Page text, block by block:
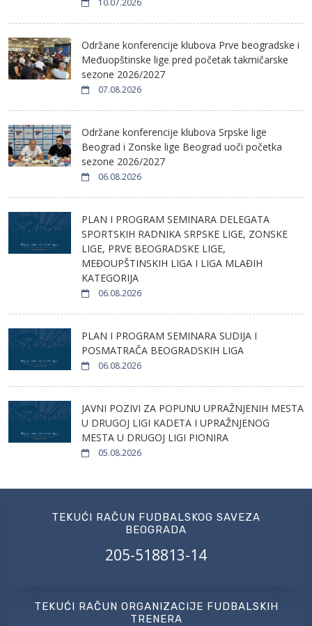
10.07.2026
Održane konferencije klubova Prve beogradske i
Međuopštinske lige pred početak takmičarske
sezone 2026/2027
07.08.2026
Održane konferencije klubova Srpske lige
Beograd i Zonske lige Beograd uoči početka
sezone 2026/2027
06.08.2026
PLAN I PROGRAM SEMINARA DELEGATA
SPORTSKIH RADNIKA SRPSKE LIGE, ZONSKE
LIGE, PRVE BEOGRADSKE LIGE,
MEĐOUPŠTINSKIH LIGA I LIGA MLAĐIH
KATEGORIJA
06.08.2026
PLAN I PROGRAM SEMINARA SUDIJA I
POSMATRAČA BEOGRADSKIH LIGA
06.08.2026
JAVNI POZIVI ZA POPUNU UPRAŽNJENIH MESTA
U DRUGOJ LIGI KADETA I UPRAŽNJENOG
MESTA U DRUGOJ LIGI PIONIRA
05.08.2026
TEKUĆI RAČUN FUDBALSKOG SAVEZA
BEOGRADA
205-518813-14
TEKUĆI RAČUN ORGANIZACIJE FUDBALSKIH
TRENERA